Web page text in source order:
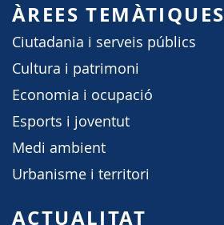
ÀREES TEMÀTIQUES
Ciutadania i serveis públics
Cultura i patrimoni
Economia i ocupació
Esports i joventut
Medi ambient
Urbanisme i territori
ACTUALITAT